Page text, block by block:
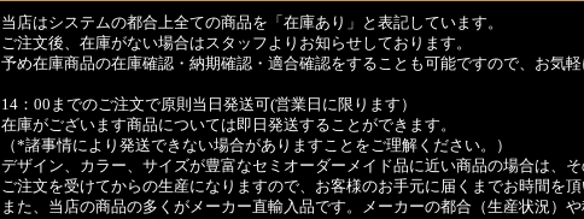
当店はシステムの都合上全ての商品を「在庫あり」と表記しています。
ご注文後、在庫がない場合はスタッフよりお知らせしております。
予め在庫商品の在庫確認・納期確認・適合確認をすることも可能ですので、お気軽
14：00までのご注文で原則当日発送可(営業日に限ります）
在庫がございます商品については即日発送することができます。
（*諸事情により発送できない場合がありますことをご理解ください。）
デザイン、カラー、サイズが豊富なセミオーダーメイド品に近い商品の場合は、そ
ご注文を受けてからの生産になりますので、お客様のお手元に届くまでお時間を頂
また、当店の商品の多くがメーカー直輸入品です。メーカーの都合（生産状況）